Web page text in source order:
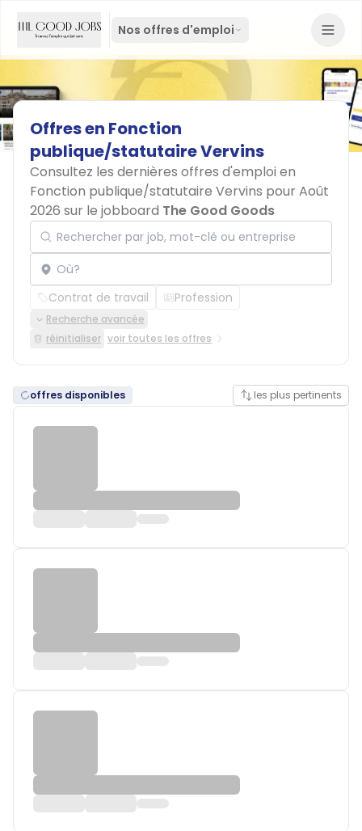
Nos offres d'emploi
Offresen Fonction
publique/statutaireVervins
Consultez les dernières offres d'emploi en
Fonction publique/statutaire Vervins pour Août
2026 sur le jobboard The Good Goods
Rechercher par job, mot-clé ou entreprise
Localisation
Contrat de travail Profession
Recherche avancée
réinitialiser voir toutes les offres
offres disponibles les plus pertinents